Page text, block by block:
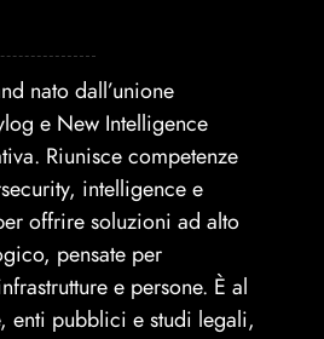
nato dall’unione
e New Intelligence
Riunisce competenze
intelligence e
offrire soluzioni ad alto
pensate per
e persone. È al
enti pubblici e studi legali,